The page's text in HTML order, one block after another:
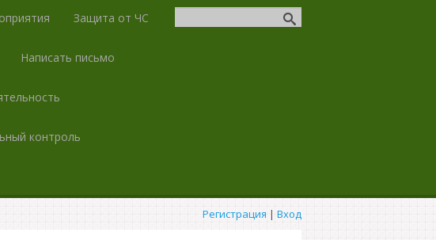
Защита от ЧС
Написать письмо
контроль
Регистрация | Вход